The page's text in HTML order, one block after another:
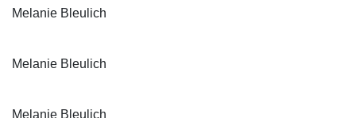
Melanie Bleulich
Melanie Bleulich
Melanie Bleulich